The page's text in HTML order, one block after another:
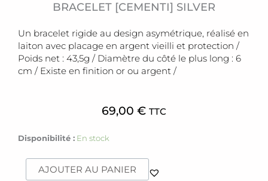
BRACELET [CEMENTI] SILVER
Un bracelet rigide au design asymétrique, réalisé en
laiton avec placage en argent vieilli et protection /
Poids net : 43,5g / Diamètre du côté le plus long : 6
cm / Existe en finition or ou argent /
69,00 € TTC
Disponibilité : En stock
quantité
[Cementi]
AJOUTER AU PANIER